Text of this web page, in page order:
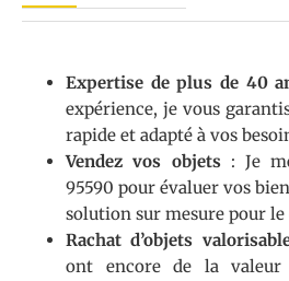
Expertise de plus de 40
expérience, je vous
rapide et adapté à vos
Vendez vos objets: Je me
95590 pour évaluer vos
solution sur mesure pour le
Rachat d’objets
ont encore de la valeur